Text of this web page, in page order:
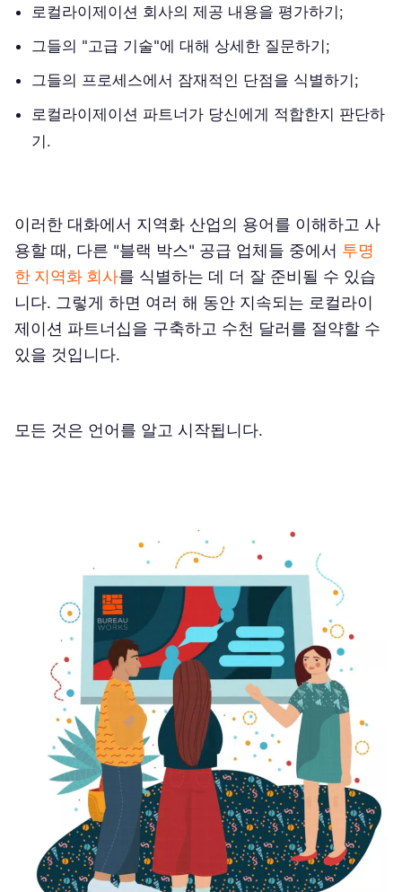
LQA / FQA
조치 취하기
언어 자산
번역 메모리 (TM)
용어 데이터베이스
스타일 가이드
조치 취하기
지역화 용어집을 활용하는 방법
로컬라이제이션 회사의 제공 내용을 평가하기;
그들의 "고급 기술"에 대해 상세한 질문하기;
그들의 프로세스에서 잠재적인 단점을 식별하기;
로컬라이제이션 파트너가 당신에게 적합한지 판단하
기.
이러한 대화에서 지역화 산업의 용어를 이해하고 사
용할 때, 다른 "블랙 박스" 공급 업체들 중에서 투명
한 지역화 회사를 식별하는 데 더 잘 준비될 수 있습
니다. 그렇게 하면 여러 해 동안 지속되는 로컬라이
제이션 파트너십을 구축하고 수천 달러를 절약할 수
있을 것입니다.
모든 것은 언어를 알고 시작됩니다.